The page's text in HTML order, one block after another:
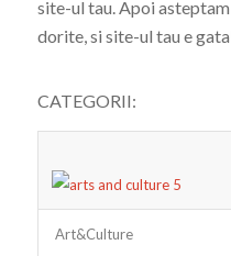
site-ul tau. Apoi
dorite, si site-ul tau e
CATEGORII:
Art&Culture